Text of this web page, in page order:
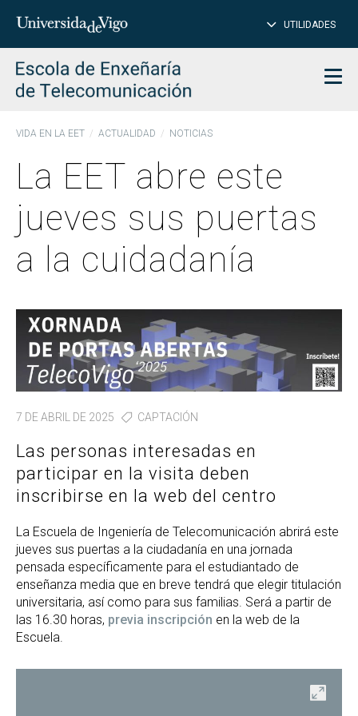
Insertar
para
buscar
UTILIDADES
VIDA EN LA EET ACTUALIDAD NOTICIAS
La EET abre este
jueves sus puertas
a la cuidadanía
7 DE ABRIL DE 2025 CAPTACIÓN
Las personas interesadas en
participar en la visita deben
inscribirse en la web del centro
La Escuela de Ingeniería de Telecomunicación abrirá este
jueves sus puertas a la ciudadanía en una jornada
pensada específicamente para el estudiantado de
enseñanza media que en breve tendrá que elegir titulación
universitaria, así como para sus familias. Será a partir de
las 16.30 horas, previa inscripción en la web de la
Escuela.
Abrir